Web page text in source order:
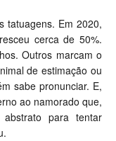
tatuagens. Em 2020,
cerca de 50%.
Outros marcam o
de estimação ou
sabe pronunciar. E,
ao namorado que,
para tentar